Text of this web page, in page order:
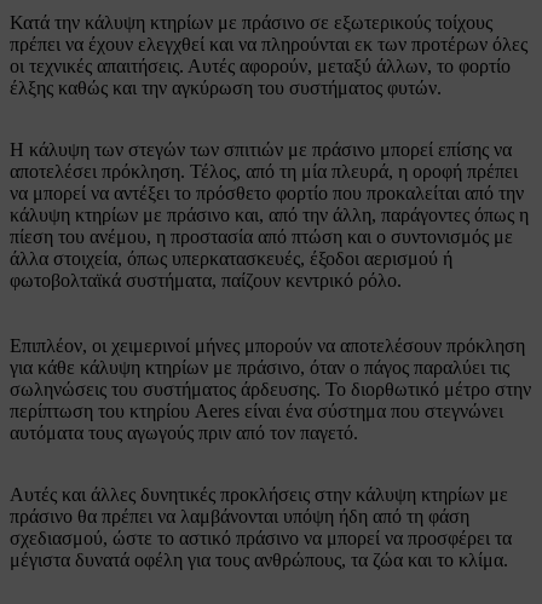
Κατά την κάλυψη κτηρίων με πράσινο σε εξωτερικούς τοίχους
πρέπει να έχουν ελεγχθεί και να πληρούνται εκ των προτέρων όλες
οι τεχνικές απαιτήσεις. Αυτές αφορούν, μεταξύ άλλων, το φορτίο
έλξης καθώς και την αγκύρωση του συστήματος φυτών.
Η κάλυψη των στεγών των σπιτιών με πράσινο μπορεί επίσης να
αποτελέσει πρόκληση. Τέλος, από τη μία πλευρά, η οροφή πρέπει
να μπορεί να αντέξει το πρόσθετο φορτίο που προκαλείται από την
κάλυψη κτηρίων με πράσινο και, από την άλλη, παράγοντες όπως η
πίεση του ανέμου, η προστασία από πτώση και ο συντονισμός με
άλλα στοιχεία, όπως υπερκατασκευές, έξοδοι αερισμού ή
φωτοβολταϊκά συστήματα, παίζουν κεντρικό ρόλο.
Επιπλέον, οι χειμερινοί μήνες μπορούν να αποτελέσουν πρόκληση
για κάθε κάλυψη κτηρίων με πράσινο, όταν ο πάγος παραλύει τις
σωληνώσεις του συστήματος άρδευσης. Το διορθωτικό μέτρο στην
περίπτωση του κτηρίου Aeres είναι ένα σύστημα που στεγνώνει
αυτόματα τους αγωγούς πριν από τον παγετό.
Αυτές και άλλες δυνητικές προκλήσεις στην κάλυψη κτηρίων με
πράσινο θα πρέπει να λαμβάνονται υπόψη ήδη από τη φάση
σχεδιασμού, ώστε το αστικό πράσινο να μπορεί να προσφέρει τα
μέγιστα δυνατά οφέλη για τους ανθρώπους, τα ζώα και το κλίμα.